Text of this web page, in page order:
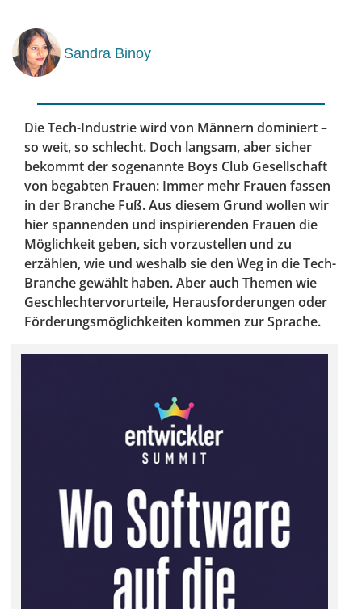
Sandra Binoy
Die Tech-Industrie wird von Männern dominiert –
so weit, so schlecht. Doch langsam, aber sicher
bekommt der sogenannte Boys Club Gesellschaft
von begabten Frauen: Immer mehr Frauen fassen
in der Branche Fuß. Aus diesem Grund wollen wir
hier spannenden und inspirierenden Frauen die
Möglichkeit geben, sich vorzustellen und zu
erzählen, wie und weshalb sie den Weg in die Tech-
Branche gewählt haben. Aber auch Themen wie
Geschlechtervorurteile, Herausforderungen oder
Förderungsmöglichkeiten kommen zur Sprache.